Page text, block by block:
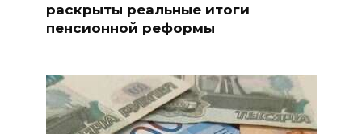
раскрыты реальные итоги
пенсионной реформы